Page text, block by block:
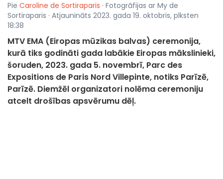
Pie Caroline de Sortiraparis · Fotogrāfijas ar My de
Sortiraparis · Atjaunināts 2023. gada 19. oktobris, plksten
18:38
MTV EMA (Eiropas mūzikas balvas) ceremonija,
kurā tiks godināti gada labākie Eiropas mākslinieki,
šoruden, 2023. gada 5. novembrī, Parc des
Expositions de Paris Nord Villepinte, notiks Parīzē,
Parīzē. Diemžēl organizatori nolēma ceremoniju
atcelt drošības apsvērumu dēļ.